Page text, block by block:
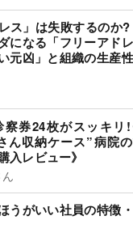
ス」は失敗するのか
になる「フリーアド
元凶」と組織の生産
察券24枚がスッキリ
ん収納ケース”病院
入レビュー》
うがいい社員の特徴